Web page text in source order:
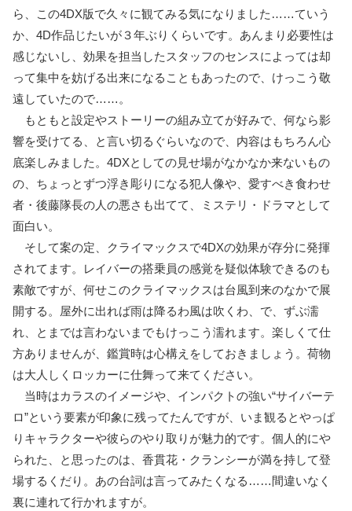
ら、この4DX版で久々に観てみる気になりました……ていう
か、4D作品じたいが３年ぶりくらいです。あんまり必要性は
感じないし、効果を担当したスタッフのセンスによっては却
って集中を妨げる出来になることもあったので、けっこう敬
遠していたので……。
もともと設定やストーリーの組み立てが好みで、何なら影
響を受けてる、と言い切るぐらいなので、内容はもちろん心
底楽しみました。4DXとしての見せ場がなかなか来ないもの
の、ちょっとずつ浮き彫りになる犯人像や、愛すべき食わせ
者・後藤隊長の人の悪さも出てて、ミステリ・ドラマとして
面白い。
そして案の定、クライマックスで4DXの効果が存分に発揮
されてます。レイバーの搭乗員の感覚を疑似体験できるのも
素敵ですが、何せこのクライマックスは台風到来のなかで展
開する。屋外に出れば雨は降るわ風は吹くわ、で、ずぶ濡
れ、とまでは言わないまでもけっこう濡れます。楽しくて仕
方ありませんが、鑑賞時は心構えをしておきましょう。荷物
は大人しくロッカーに仕舞って来てください。
当時はカラスのイメージや、インパクトの強い“サイバーテ
ロ”という要素が印象に残ってたんですが、いま観るとやっぱ
りキャラクターや彼らのやり取りが魅力的です。個人的にや
られた、と思ったのは、香貫花・クランシーが満を持して登
場するくだり。あの台詞は言ってみたくなる……間違いなく
裏に連れて行かれますが。